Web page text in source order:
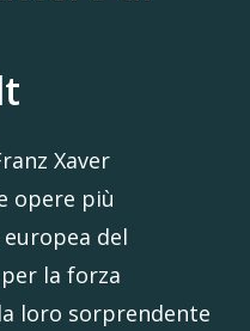
Xaver
opere più
del
la forza
loro sorprendente